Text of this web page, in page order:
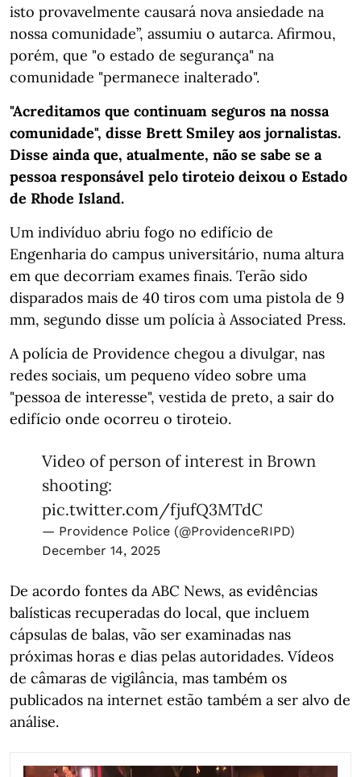
isto provavelmente causará nova ansiedade na
nossa comunidade”, assumiu o autarca. Afirmou,
porém, que "o estado de segurança" na
comunidade "permanece inalterado".
"Acreditamos que continuam seguros na nossa
comunidade", disse Brett Smiley aos jornalistas.
Disse ainda que, atualmente, não se sabe se a
pessoa responsável pelo tiroteio deixou o Estado
de Rhode Island.
Um indivíduo abriu fogo no edifício de
Engenharia do campus universitário, numa altura
em que decorriam exames finais. Terão sido
disparados mais de 40 tiros com uma pistola de 9
mm, segundo disse um polícia à Associated Press.
A polícia de Providence chegou a divulgar, nas
redes sociais, um pequeno vídeo sobre uma
"pessoa de interesse", vestida de preto, a sair do
edifício onde ocorreu o tiroteio.
Video of person of interest in Brown
shooting:
pic.twitter.com/fjufQ3MTdC
— Providence Police (@ProvidenceRIPD)
December 14, 2025
De acordo fontes da ABC News, as evidências
balísticas recuperadas do local, que incluem
cápsulas de balas, vão ser examinadas nas
próximas horas e dias pelas autoridades. Vídeos
de câmaras de vigilância, mas também os
publicados na internet estão também a ser alvo de
análise.